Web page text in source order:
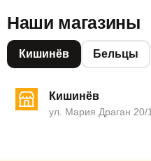
Наши магазины
Кишинёв Бельцы
Кишинёв
ул. Мария Драган 20/1